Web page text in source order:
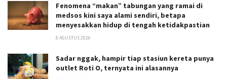
Fenomena “makan” tabungan yang ramai di
medsos kini saya alami sendiri, betapa
menyesakkan hidup di tengah ketidakpastian
8 AGUSTUS 2026
Sadar nggak, hampir tiap stasiun kereta punya
outlet Roti O, ternyata ini alasannya